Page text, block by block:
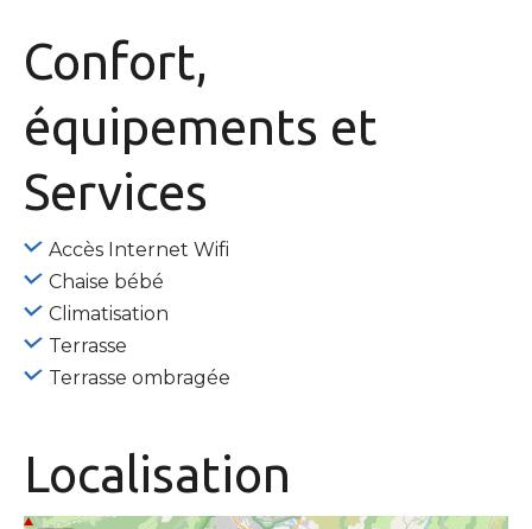
Confort,
équipements et
Services
Accès Internet Wifi
Chaise bébé
Climatisation
Terrasse
Terrasse ombragée
Localisation